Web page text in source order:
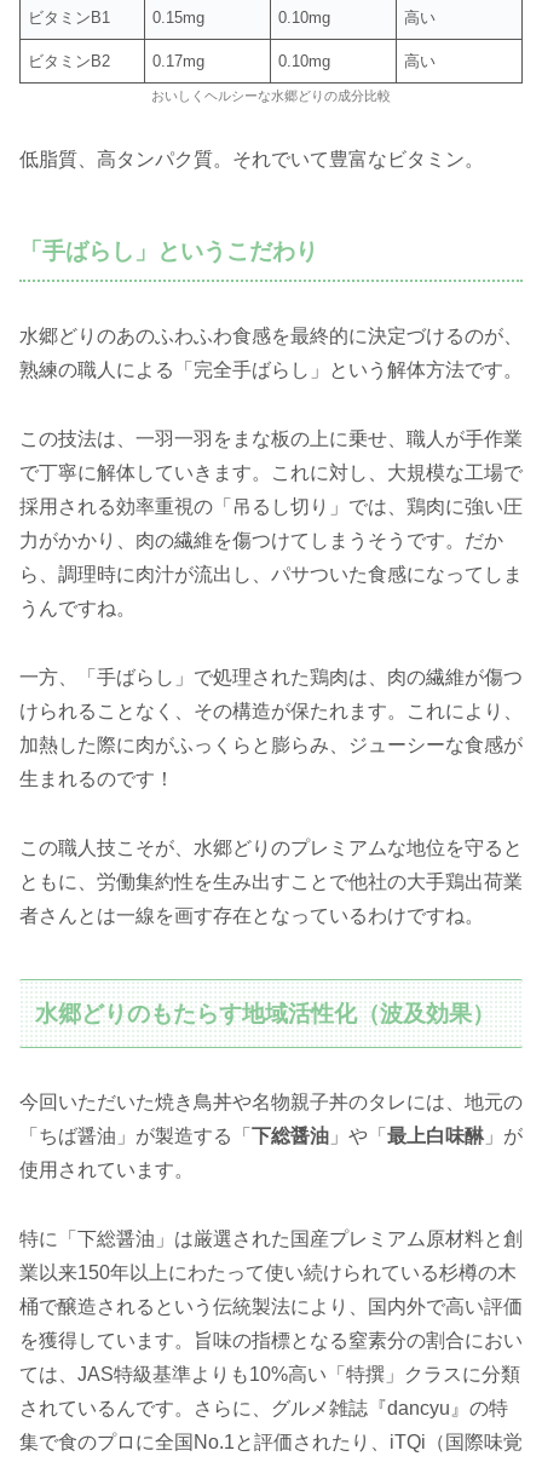
ビタミンB1 0.15mg 0.10mg 高い
ビタミンB2 0.17mg 0.10mg 高い
おいしくヘルシーな水郷どりの成分比較
低脂質、高タンパク質。それでいて豊富なビタミン。
「手ばらし」というこだわり
水郷どりのあのふわふわ食感を最終的に決定づけるのが、
熟練の職人による「完全手ばらし」という解体方法です。
この技法は、一羽一羽をまな板の上に乗せ、職人が手作業
で丁寧に解体していきます。これに対し、大規模な工場で
採用される効率重視の「吊るし切り」では、鶏肉に強い圧
力がかかり、肉の繊維を傷つけてしまうそうです。だか
ら、調理時に肉汁が流出し、パサついた食感になってしま
うんですね。
一方、「手ばらし」で処理された鶏肉は、肉の繊維が傷つ
けられることなく、その構造が保たれます。これにより、
加熱した際に肉がふっくらと膨らみ、ジューシーな食感が
生まれるのです！
この職人技こそが、水郷どりのプレミアムな地位を守ると
ともに、労働集約性を生み出すことで他社の大手鶏出荷業
者さんとは一線を画す存在となっているわけですね。
水郷どりのもたらす地域活性化（波及効果）
今回いただいた焼き鳥丼や名物親子丼のタレには、地元の
「ちば醤油」が製造する「 下総醤油 」や「 最上白味醂」が
使用されています。
特に「下総醤油」は厳選された国産プレミアム原材料と創
業以来150年以上にわたって使い続けられている杉樽の木
桶で醸造されるという伝統製法により、国内外で高い評価
を獲得しています。旨味の指標となる窒素分の割合におい
ては、JAS特級基準よりも10%高い「特撰」クラスに分類
されているんです。さらに、グルメ雑誌『dancyu』の特
集で食のプロに全国No.1と評価されたり、iTQi（国際味覚